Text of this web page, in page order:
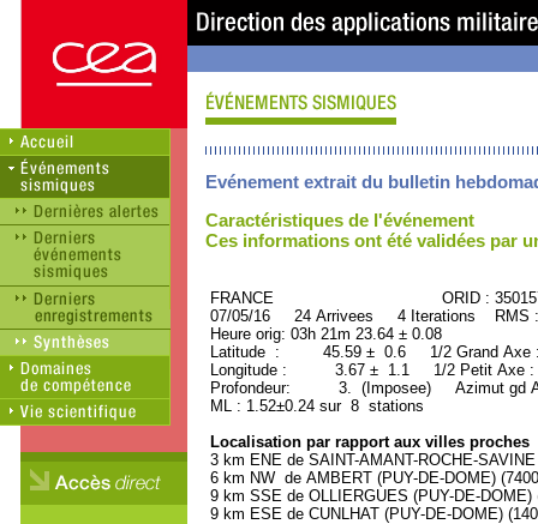
Evénement extrait du bulletin
Caractéristiques de l'événement
Ces informations ont été validées par
FRANCE ORID :
07/05/16 24 Arrivees 4 Iterations RMS
Heure orig: 03h 21m 23.64 ± 0.08
Latitude : 45.59 ± 0.6 1/2 Grand
Longitude : 3.67 ± 1.1 1/2 Petit Axe
Profondeur: 3. (Imposee) Azimut gd
ML : 1.52±0.24 sur 8 stations
Localisation par rapport aux villes proches
3 km ENE de SAINT-AMANT-ROCHE-
6 km NW de AMBERT (PUY-DE-DOME)
9 km SSE de OLLIERGUES (PUY-DE-DOME)
9 km ESE de CUNLHAT (PUY-DE-DOME)